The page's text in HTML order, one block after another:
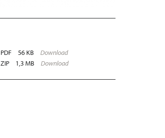
PDF 56 KB
Download
ZIP 1,3 MB Download